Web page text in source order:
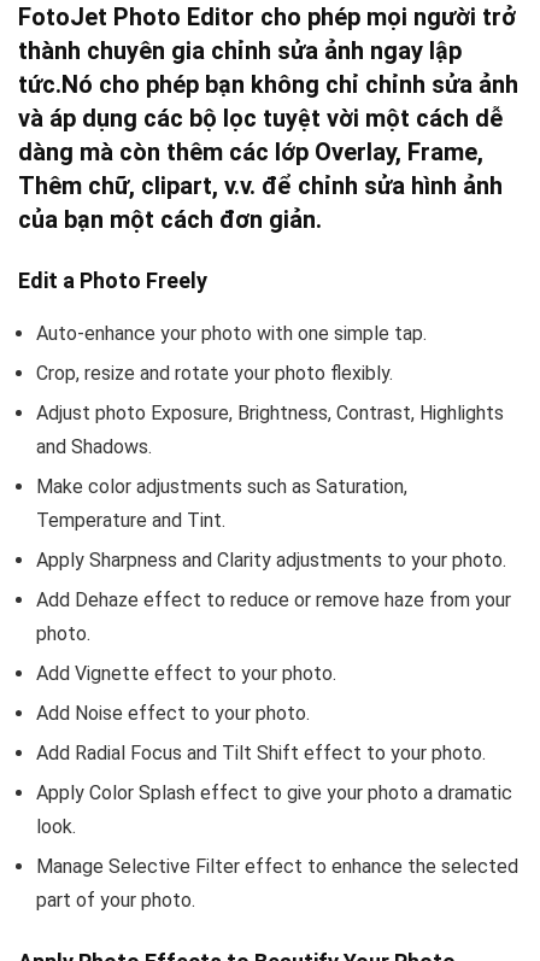
FotoJet Photo Editor cho phép mọi người trở
thành chuyên gia chỉnh sửa ảnh ngay lập
tức.Nó cho phép bạn không chỉ chỉnh sửa ảnh
và áp dụng các bộ lọc tuyệt vời một cách dễ
dàng mà còn thêm các lớp Overlay, Frame,
Thêm chữ, clipart, v.v. để chỉnh sửa hình ảnh
của bạn một cách đơn giản.
Edit a Photo Freely
Auto-enhance your photo with one simple tap.
Crop, resize and rotate your photo flexibly.
Adjust photo Exposure, Brightness, Contrast, Highlights
and Shadows.
Make color adjustments such as Saturation,
Temperature and Tint.
Apply Sharpness and Clarity adjustments to your photo.
Add Dehaze effect to reduce or remove haze from your
photo.
Add Vignette effect to your photo.
Add Noise effect to your photo.
Add Radial Focus and Tilt Shift effect to your photo.
Apply Color Splash effect to give your photo a dramatic
look.
Manage Selective Filter effect to enhance the selected
part of your photo.